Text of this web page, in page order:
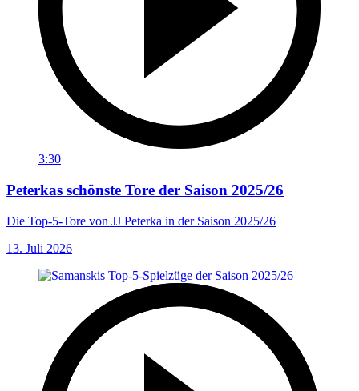
3:30
Peterkas schönste Tore der Saison 2025/26
Die Top-5-Tore von JJ Peterka in der Saison 2025/26
13. Juli 2026